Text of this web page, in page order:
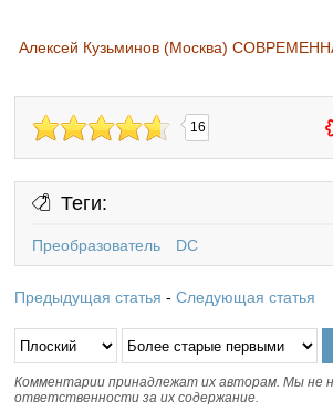
Алексей Кузьминов (Москва)
16
Теги:
Преобразователь DC
Предыдущая статья -Следующая статья
Комментарии принадлежат их авторам. Мы не
ответственности за их содержание.